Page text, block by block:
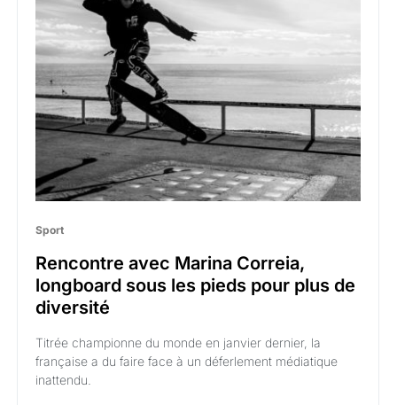
Sport
Rencontre avec Marina Correia,
longboard sous les pieds pour plus de
diversité
Titrée championne du monde en janvier dernier, la
française a du faire face à un déferlement médiatique
inattendu.